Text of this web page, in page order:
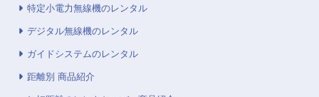
特定小電力無線機のレンタル
デジタル無線機のレンタル
ガイドシステムのレンタル
距離別 商品紹介